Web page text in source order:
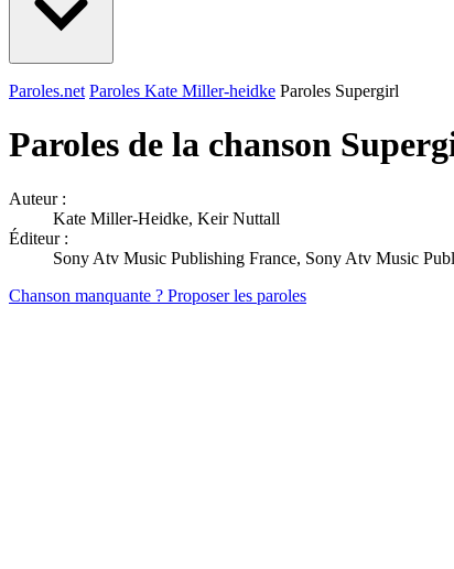
Paroles.net Paroles Kate Miller-heidke Paroles Supergirl
Paroles de la chanson
Auteur :
Kate Miller-Heidke, Keir Nuttall
Éditeur :
Sony Atv Music Publishing France, Sony Atv Music
Chanson manquante ? Proposer les paroles